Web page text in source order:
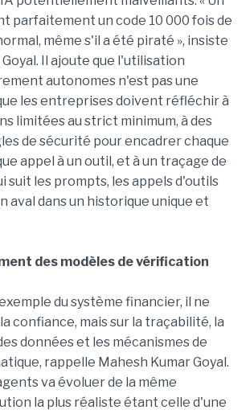
parfaitement un code 10 000 fois de
même s'il a été piraté », insiste
Il ajoute que l'utilisation
autonomes n'est pas une
les entreprises doivent réfléchir à
limitées au strict minimum, à des
de sécurité pour encadrer chaque
appel à un outil, et à un traçage de
suit les prompts, les appels d'outils
aval dans un historique unique et
des modèles de vérification
du système financier, il ne
confiance, mais sur la traçabilité, la
données et les mécanismes de
rappelle Mahesh Kumar Goyal.
va évoluer de la même
la plus réaliste étant celle d'une